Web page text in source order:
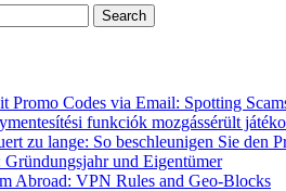
Promo Codes via Email: Spotting
funkciók mozgássérült
zu lange: So beschleunigen Sie den
Gründungsjahr und Eigentümer
Abroad: VPN Rules and Geo-Blocks